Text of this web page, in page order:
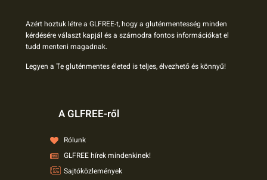
Azért hoztuk létre a GLFREE-t, hogy a gluténmentesség minden
kérdésére választ kapjál és a számodra fontos információkat el
tudd menteni magadnak.
Legyen a Te gluténmentes életed is teljes, élvezhető és könnyű!
A GLFREE-ről
Rólunk
GLFREE hírek mindenkinek!
Sajtóközlemények